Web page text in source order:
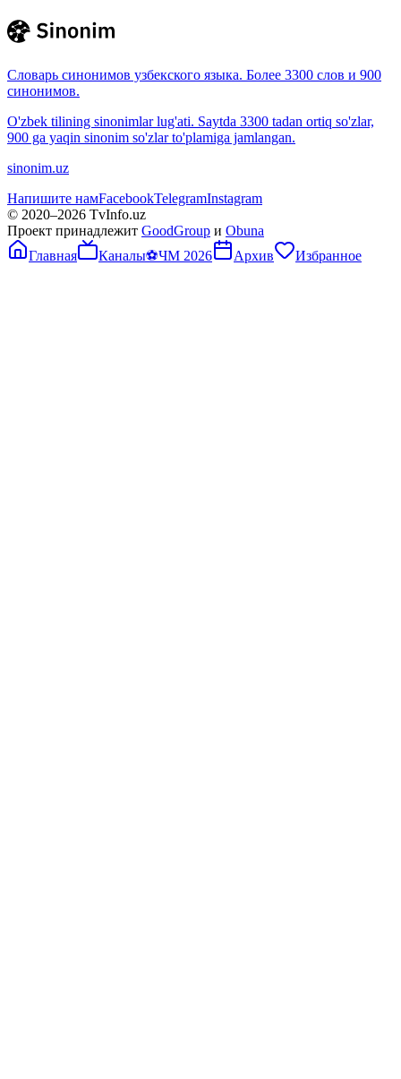
Словарь синонимов узбекского языка. Более 3300 слов и 900
синонимов.
O'zbek tilining sinonimlar lug'ati. Saytda 3300 tadan ortiq so'zlar,
900 ga yaqin sinonim so'zlar to'plamiga jamlangan.
sinonim.uz
Напишите намFacebookTelegramInstagram
© 2020–2026 TvInfo.uz
Проект принадлежит GoodGroup и Obuna
Главная
Каналы⚽ЧМ 2026 Архив Избранное